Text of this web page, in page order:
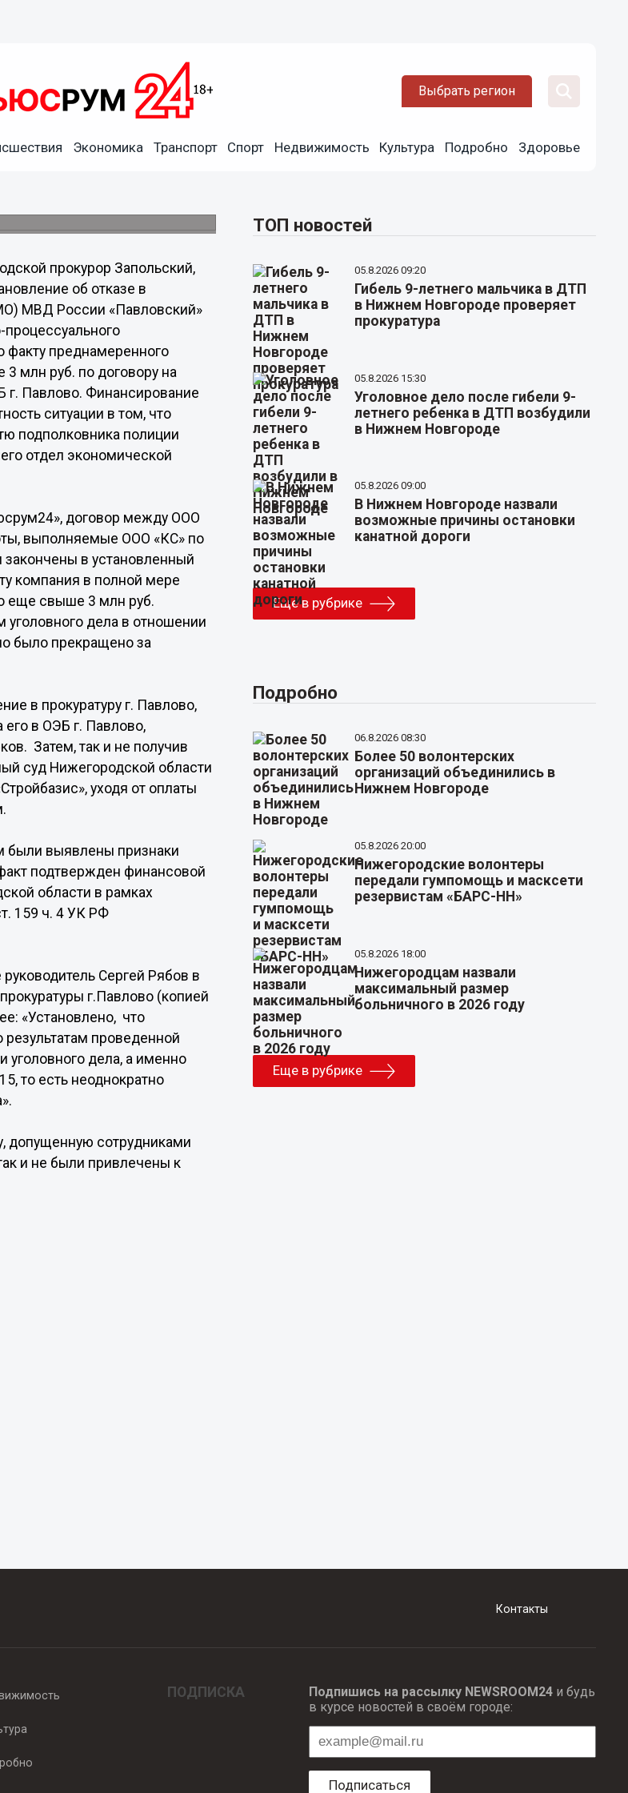
Выбрать регион
Экономика Транспорт Спорт Недвижимость Культура Подробно Здоровье
банкротстве
области
прокурор Запольский,
об отказе в
МВД России «Павловский»
факту преднамеренного
млн руб. по договору на
г. Павлово. Финансирование
ситуации в том, что
подполковника полиции
отдел экономической
договор между ООО
выполняемые ООО «КС» по
закончены в установленный
компания в полной мере
еще свыше 3 млн руб.
уголовного дела в отношении
было прекращено за
в прокуратуру г. Павлово,
его в ОЭБ г. Павлово,
Затем, так и не получив
суд Нижегородской области
уходя от оплаты
были выявлены признаки
подтвержден финансовой
области в рамках
159 ч. 4 УК РФ
Сергей Рябов в
г.Павлово (копией
«Установлено, что
проведенной
уголовного дела, а именно
то есть неоднократно
допущенную сотрудниками
и не были привлечены к
ТОП новостей
05.8.2026 09:20
Гибель 9-летнего мальчика в ДТП
в Нижнем Новгороде проверяет
прокуратура
05.8.2026 15:30
Уголовное дело после гибели 9-
летнего ребенка в ДТП возбудили
в Нижнем Новгороде
05.8.2026 09:00
В Нижнем Новгороде назвали
возможные причины остановки
канатной дороги
Еще в рубрике
Подробно
06.8.2026 08:30
Более 50 волонтерских
организаций объединились в
Нижнем Новгороде
05.8.2026 20:00
Нижегородские волонтеры
передали гумпомощь и масксети
резервистам «БАРС-НН»
05.8.2026 18:00
Нижегородцам назвали
максимальный размер
больничного в 2026 году
Еще в рубрике
Контакты
ПОДПИСКА Подпишись на рассылку NEWSROOM24и будь
в курсе новостей в своём городе:
Подписаться